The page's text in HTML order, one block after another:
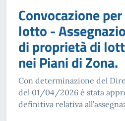
Convocazione
lotto -
di proprietà di
nei Piani di Zona.
Con determinazione del
del 01/04/2026 è stata
definitiva relativa